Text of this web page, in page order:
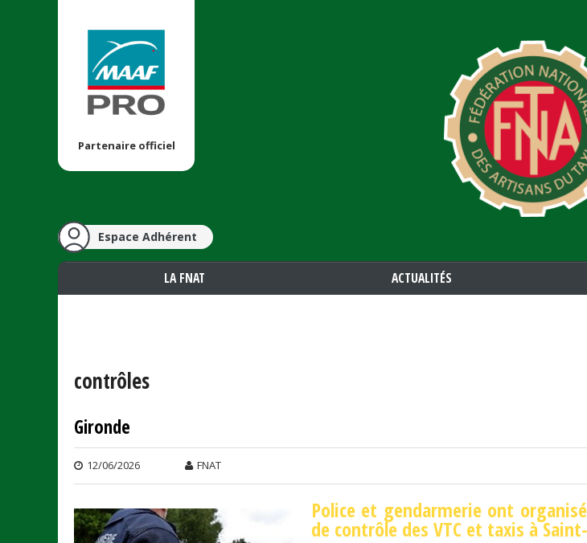
contenu
principal
Partenaire officiel
Espace Adhérent
LA FNAT ACTUALITÉS
contrôles
Gironde
12/06/2026 FNAT
Police et gendarmerie ont
de contrôle des VTC et taxis à
Pages